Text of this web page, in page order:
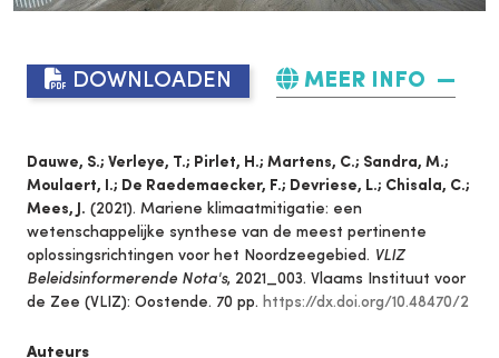
DOWNLOADEN MEER INFO
Dauwe, S.; Verleye, T.; Pirlet, H.; Martens, C.; Sandra, M.;
Moulaert, I.; De Raedemaecker, F.; Devriese, L.; Chisala, C.;
Mees, J. (2021). Mariene klimaatmitigatie: een
wetenschappelijke synthese van de meest pertinente
oplossingsrichtingen voor het Noordzeegebied. VLIZ
Beleidsinformerende Nota's, 2021_003. Vlaams Instituut voor
de Zee (VLIZ): Oostende. 70 pp. https://dx.doi.org/10.48470/2
Auteurs